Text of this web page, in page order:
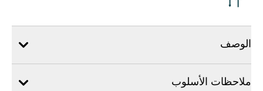
الوصف
ملاحظات الأسلوب